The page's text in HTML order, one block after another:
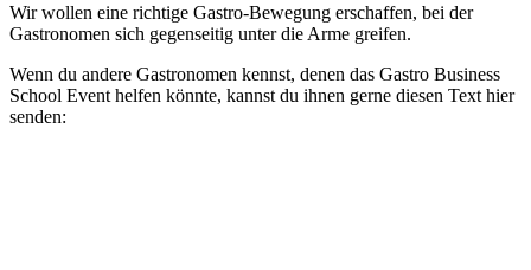
Wir wollen eine richtige Gastro-Bewegung erschaffen, bei der
Gastronomen sich gegenseitig unter die Arme greifen.
Wenn du andere Gastronomen kennst, denen das Gastro Business
School Event helfen könnte, kannst du ihnen gerne diesen Text hier
senden: